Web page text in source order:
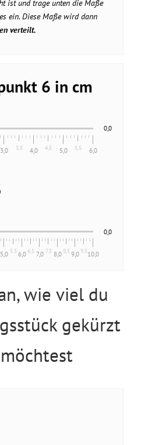
ist und trage unten die Maße
ein. Diese Maße wird dann
verteilt.
6 in cm
3,0 3,5 4,0 4,5 5,0 5,5 6,0
0,0
5,0 5,5 6,0 6,5 7,0 7,5 8,0 8,5 9,0 9,510,0
0,0
wie viel du
gekürzt